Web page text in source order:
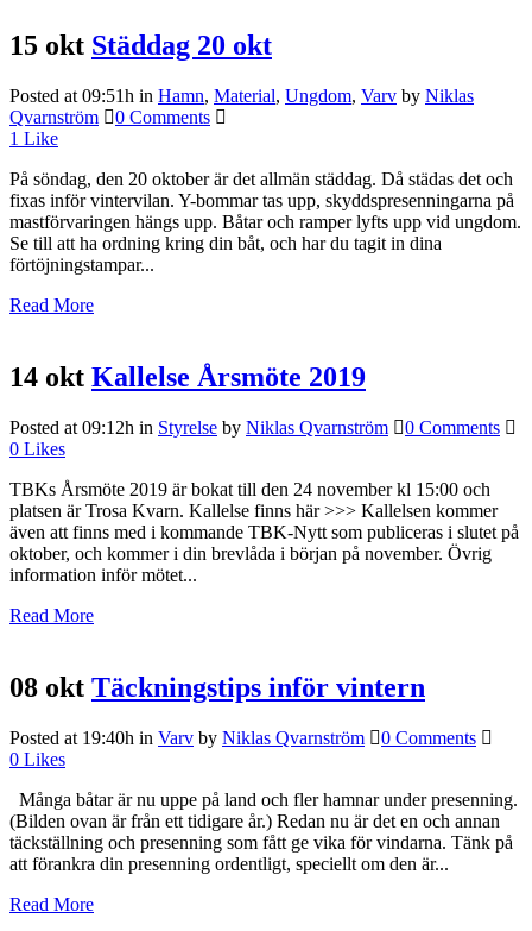
15 okt Städdag 20 okt
Posted at 09:51h in Hamn, Material, Ungdom, Varv by Niklas
Qvarnström
0 Comments
1 Like
På söndag, den 20 oktober är det allmän städdag. Då städas det och
fixas inför vintervilan. Y-bommar tas upp, skyddspresenningarna på
mastförvaringen hängs upp. Båtar och ramper lyfts upp vid ungdom.
Se till att ha ordning kring din båt, och har du tagit in dina
förtöjningstampar...
Read More
14 okt Kallelse Årsmöte 2019
Posted at 09:12h in Styrelse by Niklas Qvarnström
0 Comments
0 Likes
TBKs Årsmöte 2019 är bokat till den 24 november kl 15:00 och
platsen är Trosa Kvarn. Kallelse finns här >>> Kallelsen kommer
även att finns med i kommande TBK-Nytt som publiceras i slutet på
oktober, och kommer i din brevlåda i början på november. Övrig
information inför mötet...
Read More
08 okt Täckningstips inför vintern
Posted at 19:40h in Varv by Niklas Qvarnström
0 Comments
0 Likes
Många båtar är nu uppe på land och fler hamnar under presenning.
(Bilden ovan är från ett tidigare år.) Redan nu är det en och annan
täckställning och presenning som fått ge vika för vindarna. Tänk på
att förankra din presenning ordentligt, speciellt om den är...
Read More